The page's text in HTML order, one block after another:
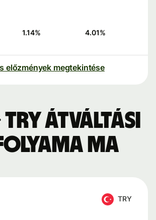
1.14% 4.01%
előzmények megtekintése
TRY átváltási
ma
TRY